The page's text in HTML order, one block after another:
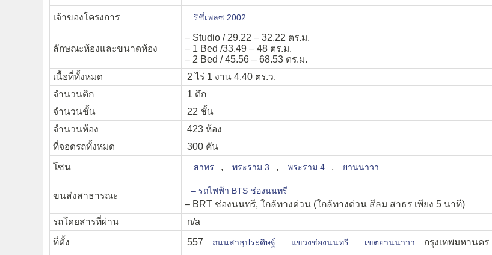
เจ้าของโครงการ ริชี่เพลซ 2002
ลักษณะห้องและขนาดห้อง
– Studio / 29.22 – 32.22 ตร.ม.
– 1 Bed /33.49 – 48 ตร.ม.
– 2 Bed / 45.56 – 68.53 ตร.ม.
เนื้อที่ทั้งหมด
2 ไร่ 1 งาน 4.40 ตร.ว.
จำนวนตึก
1 ตึก
จำนวนชั้น
22 ชั้น
จำนวนห้อง
423 ห้อง
ที่จอดรถทั้งหมด
300 คัน
โซน
สาทร , พระราม 3 , พระราม 4 , ยานนาวา
ขนส่งสาธารณะ – รถไฟฟ้า BTS ช่องนนทรี
– BRT ช่องนนทรี, ใกล้ทางด่วน (ใกล้ทางด่วน สีลม สาธร เพียง 5 นาที)
รถโดยสารที่ผ่าน
n/a
ที่ตั้ง
557 ถนนสาธุประดิษฐ์ แขวงช่องนนทรี เขตยานนาวา
กรุงเทพมหานคร